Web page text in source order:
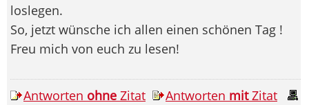
loslegen.
So, jetzt wünsche ich allen einen schönen Tag !
Freu mich von euch zu lesen!
Antworten ohne Zitat Antworten mitZitat